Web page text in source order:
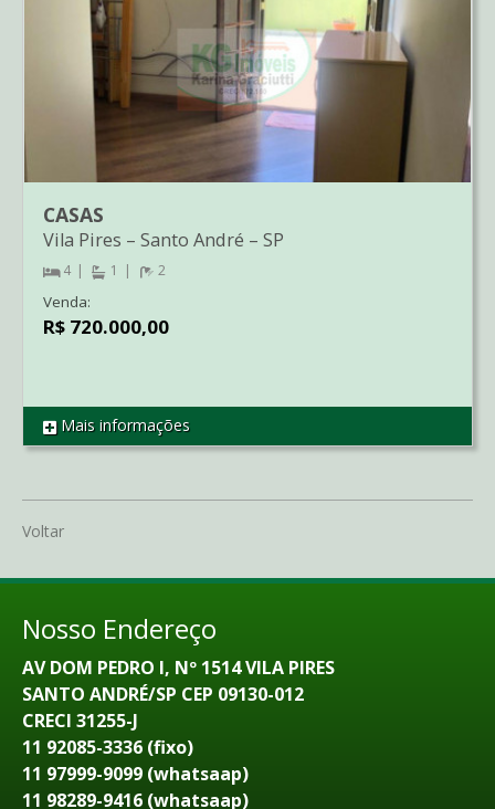
REF SO1205
CASAS
Vila Pires – Santo André – SP
4 1 2
Venda:
R$ 720.000,00
Mais informações
Voltar
Nosso Endereço
AV DOM PEDRO I, Nº 1514 VILA PIRES
SANTO ANDRÉ/SP CEP 09130-012
CRECI 31255-J
11 92085-3336 (fixo)
11 97999-9099 (whatsaap)
11 98289-9416 (whatsaap)